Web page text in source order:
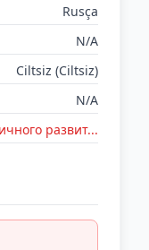
Rusça
N/A
Ciltsiz (Ciltsiz)
N/A
развит...